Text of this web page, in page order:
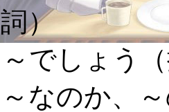
）
～でしょう
～なのか、